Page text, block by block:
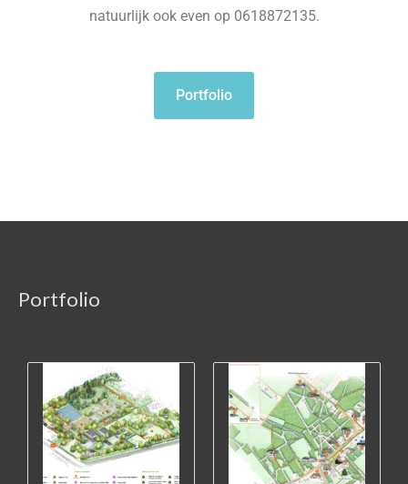
natuurlijk ook even op 0618872135.
Portfolio
Portfolio